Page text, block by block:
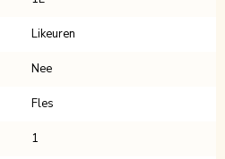
Likeuren
Nee
Fles
1